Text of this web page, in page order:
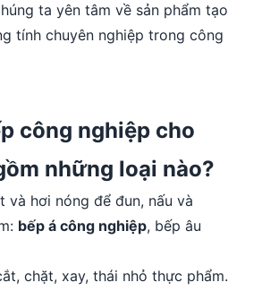
ta yên tâm về sản phẩm tạo
tính chuyên nghiệp trong công
công nghiệp cho
những loại nào?
và hơi nóng để đun, nấu và
bếp á công nghiệp, bếp âu
chặt, xay, thái nhỏ thực phẩm.